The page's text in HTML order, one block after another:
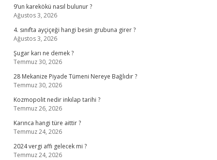
9’un karekökü nasıl bulunur ?
Ağustos 3, 2026
4. sınıfta ayçiçeği hangi besin grubuna girer ?
Ağustos 3, 2026
Şugar karı ne demek ?
Temmuz 30, 2026
28 Mekanize Piyade Tümeni Nereye Bağlıdır ?
Temmuz 30, 2026
Kozmopolit nedir inkılap tarihi ?
Temmuz 26, 2026
Karınca hangi türe aittir ?
Temmuz 24, 2026
2024 vergi affı gelecek mi ?
Temmuz 24, 2026